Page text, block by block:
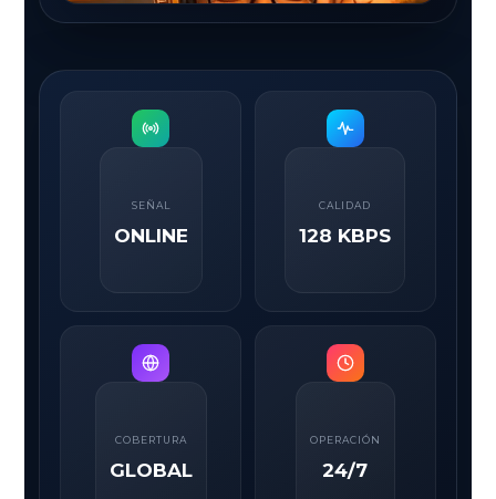
SEÑAL
ONLINE
CALIDAD
128 KBPS
COBERTURA
GLOBAL
OPERACIÓN
24/7